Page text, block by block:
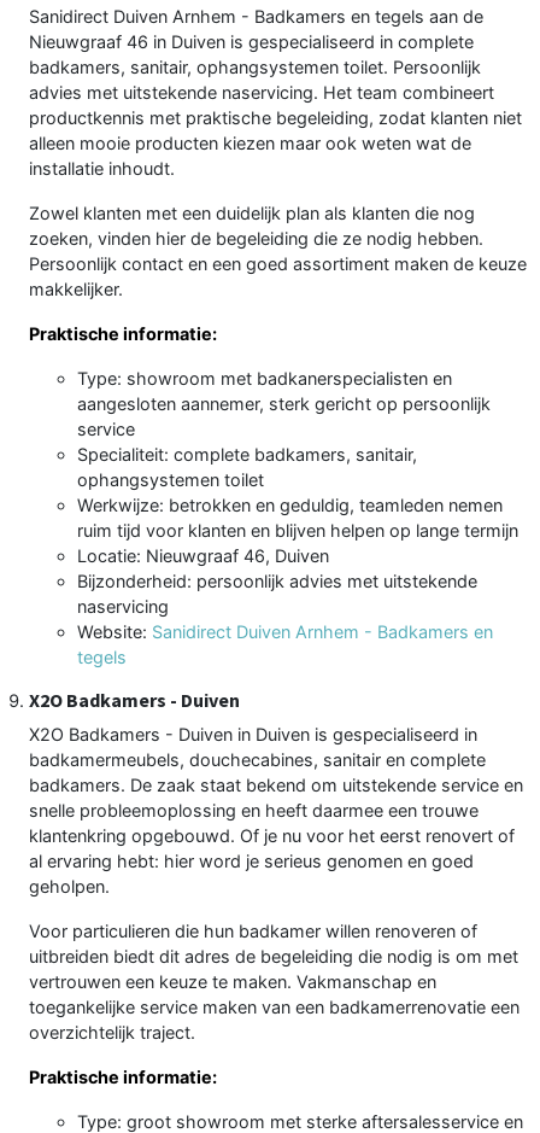
Sanidirect Duiven Arnhem - Badkamers en tegels aan de
Nieuwgraaf 46 in Duiven is gespecialiseerd in complete
badkamers, sanitair, ophangsystemen toilet. Persoonlijk
advies met uitstekende naservicing. Het team combineert
productkennis met praktische begeleiding, zodat klanten niet
alleen mooie producten kiezen maar ook weten wat de
installatie inhoudt.
Zowel klanten met een duidelijk plan als klanten die nog
zoeken, vinden hier de begeleiding die ze nodig hebben.
Persoonlijk contact en een goed assortiment maken de keuze
makkelijker.
Praktische informatie:
Type: showroom met badkanerspecialisten en
aangesloten aannemer, sterk gericht op persoonlijk
service
Specialiteit: complete badkamers, sanitair,
ophangsystemen toilet
Werkwijze: betrokken en geduldig, teamleden nemen
ruim tijd voor klanten en blijven helpen op lange termijn
Locatie: Nieuwgraaf 46, Duiven
Bijzonderheid: persoonlijk advies met uitstekende
naservicing
Website: Sanidirect Duiven Arnhem - Badkamers en
tegels
X2O Badkamers - Duiven
X2O Badkamers - Duiven in Duiven is gespecialiseerd in
badkamermeubels, douchecabines, sanitair en complete
badkamers. De zaak staat bekend om uitstekende service en
snelle probleemoplossing en heeft daarmee een trouwe
klantenkring opgebouwd. Of je nu voor het eerst renovert of
al ervaring hebt: hier word je serieus genomen en goed
geholpen.
Voor particulieren die hun badkamer willen renoveren of
uitbreiden biedt dit adres de begeleiding die nodig is om met
vertrouwen een keuze te maken. Vakmanschap en
toegankelijke service maken van een badkamerrenovatie een
overzichtelijk traject.
Praktische informatie:
Type: groot showroom met sterke aftersalesservice en